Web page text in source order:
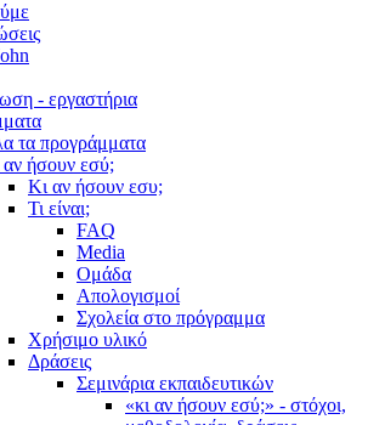
- εργαστήρια
τα προγράμματα
ήσουν εσύ;
Κι αν ήσουν εσυ;
Τι είναι;
FAQ
Media
Ομάδα
Απολογισμοί
Σχολεία στο πρόγραμμα
Χρήσιμο υλικό
Δράσεις
Σεμινάρια εκπαιδευτικών
«κι αν ήσουν εσύ;» - στόχοι,